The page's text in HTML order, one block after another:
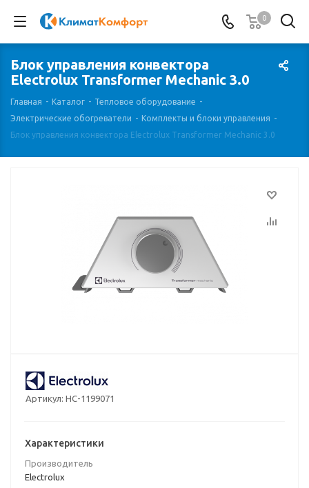
0
Блок управления конвектора
Electrolux Transformer Mechanic 3.0
Главная - Каталог - Тепловое оборудование -
Электрические обогреватели - Комплекты и блоки управления -
Блок управления конвектора Electrolux Transformer Mechanic 3.0
Артикул: НС-1199071
Характеристики
Производитель
Electrolux